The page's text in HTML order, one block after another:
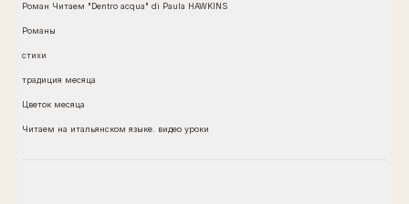
Роман Читаем "Dentro acqua" di Paula HAWKINS
Романы
стихи
традиция месяца
Цветок месяца
Читаем на итальянском языке. видео уроки